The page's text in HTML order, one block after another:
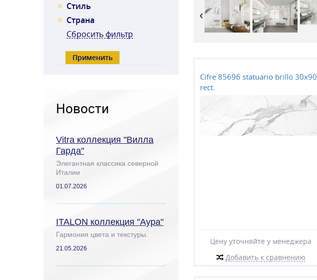
Стиль
Страна
Сбросить фильтр
Новости
Vitra коллекция "Вилла
Гарда"
Элегантная классика северной
Италии
01.07.2026
ITALON коллекция "Аура"
Гармония цвета и текстуры.
21.05.2026
‹
Cifre 85696 statuario brillo 30x90
rect.
Цену уточняйте у менеджера
Добавить к сравнению